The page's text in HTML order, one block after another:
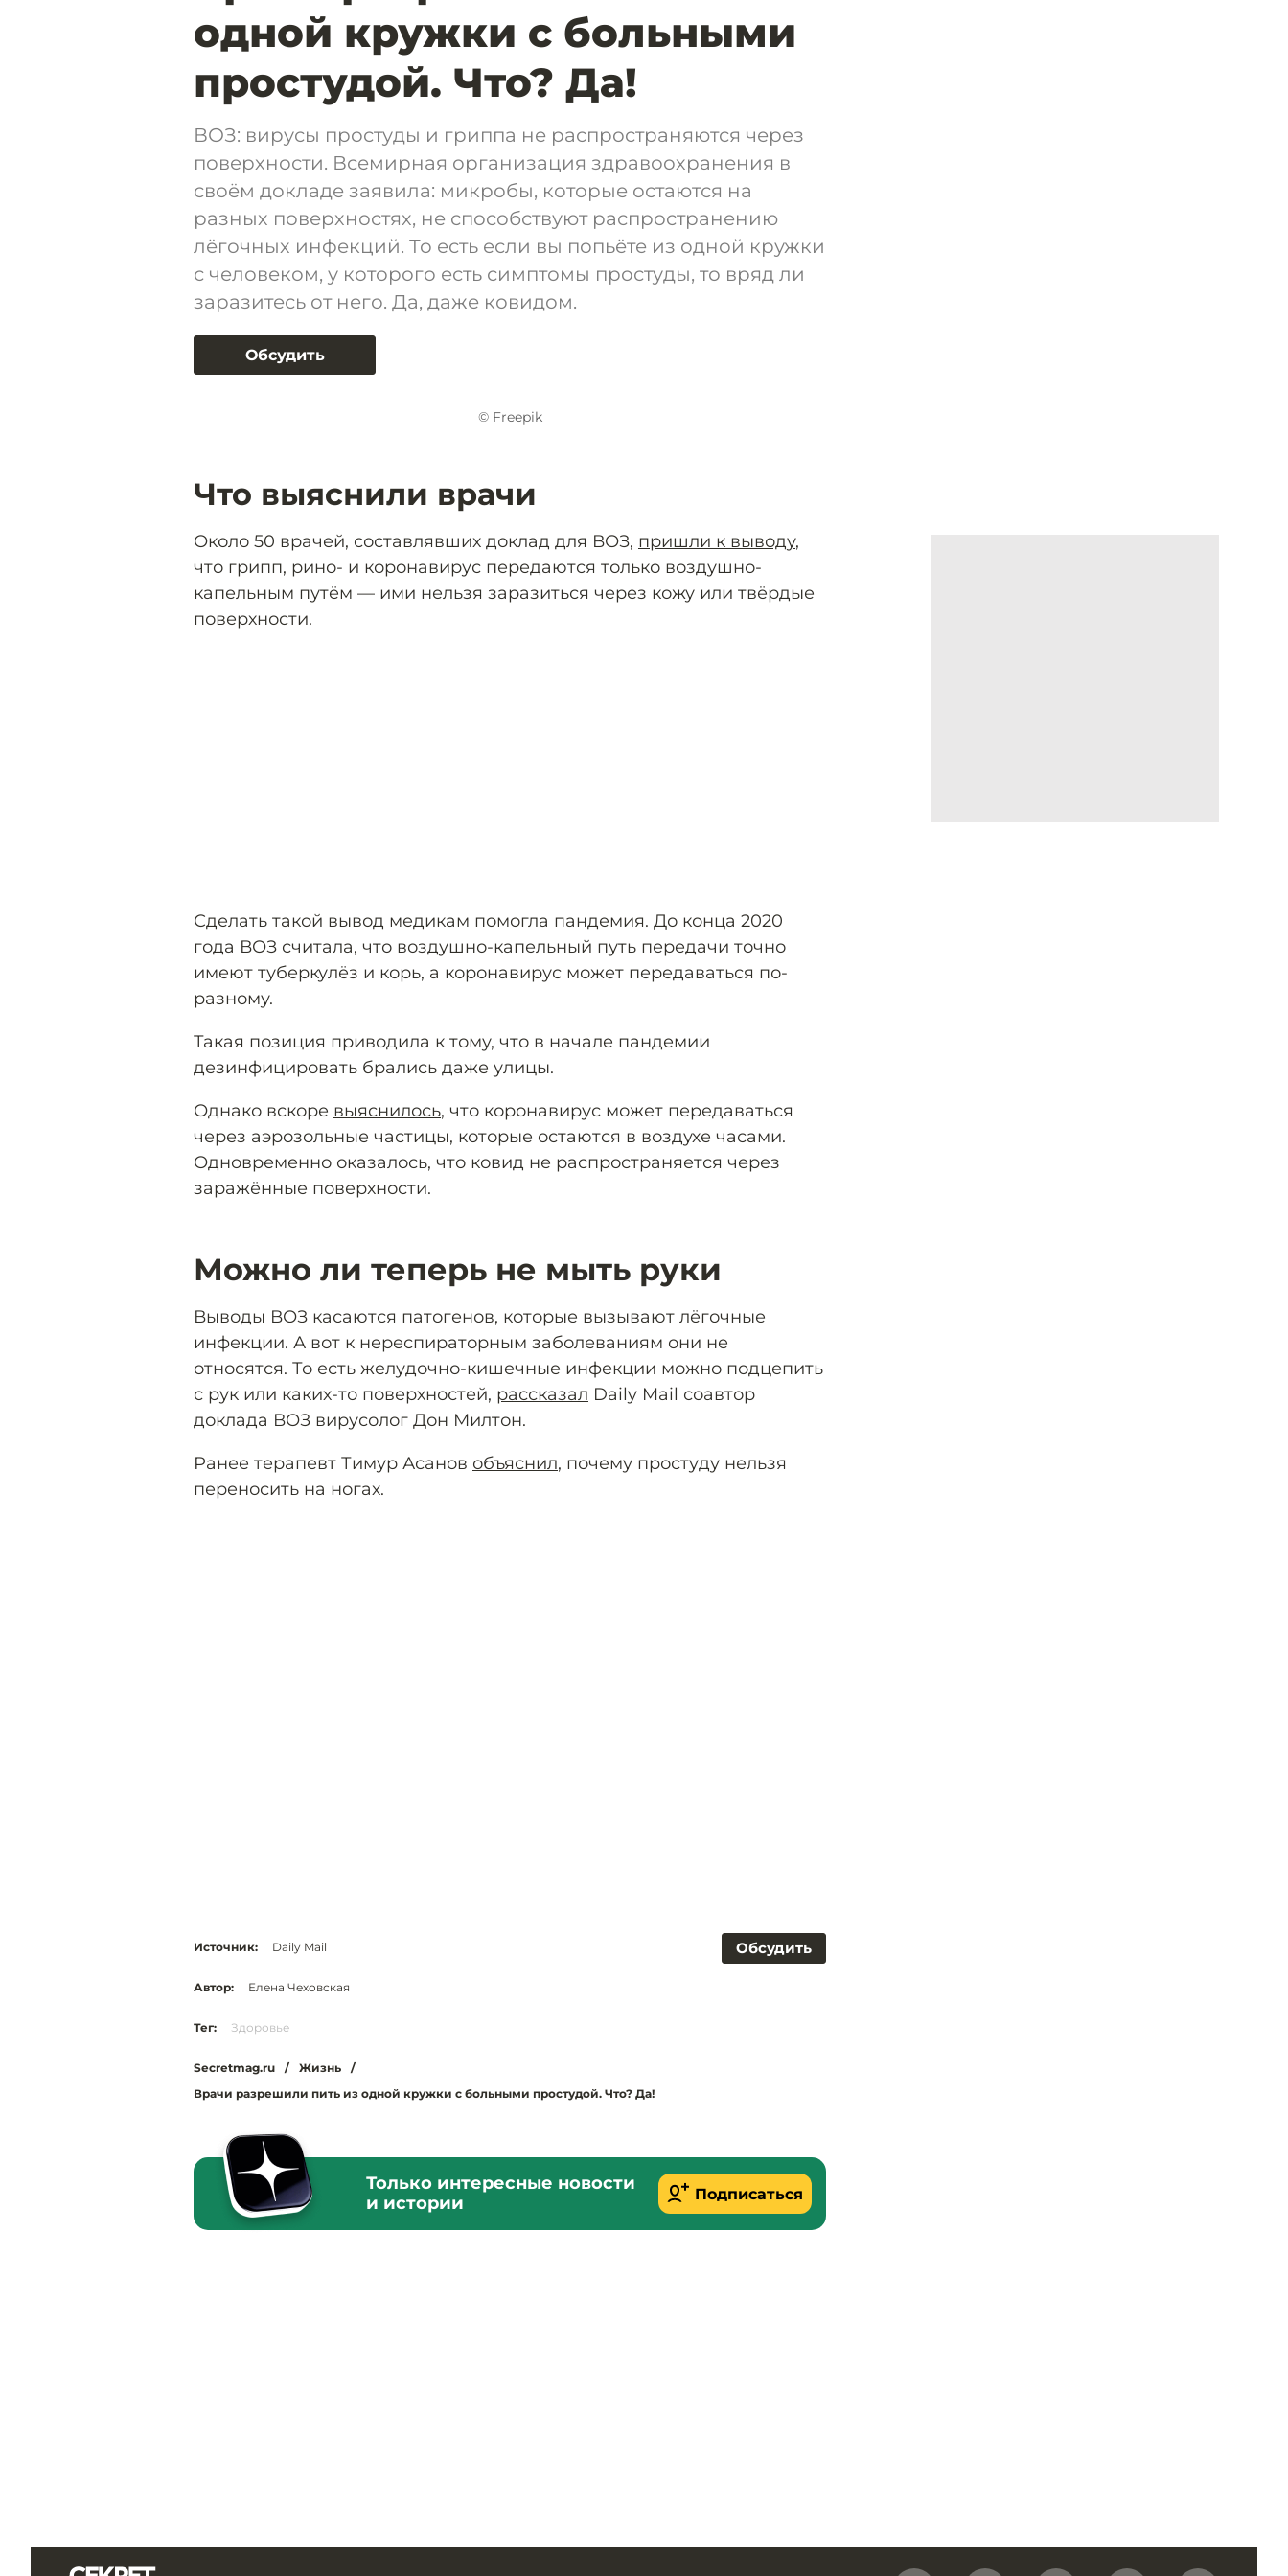
одной кружки с больными
простудой. Что? Да!
ВОЗ: вирусы простуды и гриппа не распространяются через
поверхности. Всемирная организация здравоохранения в
своём докладе заявила: микробы, которые остаются на
разных поверхностях, не способствуют распространению
лёгочных инфекций. То есть если вы попьёте из одной кружки
с человеком, у которого есть симптомы простуды, то вряд ли
заразитесь от него. Да, даже ковидом.
Обсудить
© Freepik
Что выяснили врачи
Около 50 врачей, составлявших доклад для ВОЗ, пришли к выводу,
что грипп, рино- и коронавирус передаются только воздушно-
капельным путём — ими нельзя заразиться через кожу или твёрдые
поверхности.
Сделать такой вывод медикам помогла пандемия. До конца 2020
года ВОЗ считала, что воздушно-капельный путь передачи точно
имеют туберкулёз и корь, а коронавирус может передаваться по-
разному.
Такая позиция приводила к тому, что в начале пандемии
дезинфицировать брались даже улицы.
Однако вскоре выяснилось, что коронавирус может передаваться
через аэрозольные частицы, которые остаются в воздухе часами.
Одновременно оказалось, что ковид не распространяется через
заражённые поверхности.
Можно ли теперь не мыть руки
Выводы ВОЗ касаются патогенов, которые вызывают лёгочные
инфекции. А вот к нереспираторным заболеваниям они не
относятся. То есть желудочно-кишечные инфекции можно подцепить
с рук или каких-то поверхностей, рассказал Daily Mail соавтор
доклада ВОЗ вирусолог Дон Милтон.
Ранее терапевт Тимур Асанов объяснил, почему простуду нельзя
переносить на ногах.
Обсудить
Источник: Daily Mail
Автор: Елена Чеховская
Тег: Здоровье
Secretmag.ru / Жизнь
/
Врачи разрешили пить из одной кружки с больными простудой. Что? Да!
Только интересные новости
и истории
Подписаться